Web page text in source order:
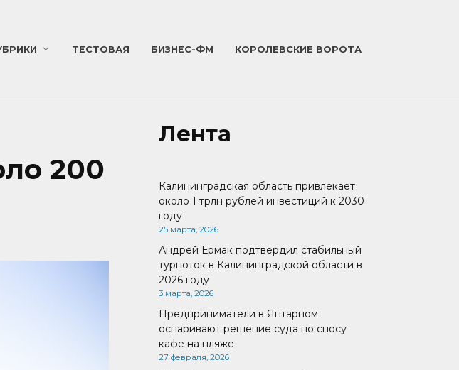
ТЕСТОВАЯ БИЗНЕС-ФМ КОРОЛЕВСКИЕ ВОРОТА
200
Лента
Калининградская область привлекает
около 1 трлн рублей инвестиций к 2030
году
25 марта, 2026
Андрей Ермак подтвердил стабильный
турпоток в Калининградской области в
2026 году
3 марта, 2026
Предприниматели в Янтарном
оспаривают решение суда по сносу
кафе на пляже
27 февраля, 2026